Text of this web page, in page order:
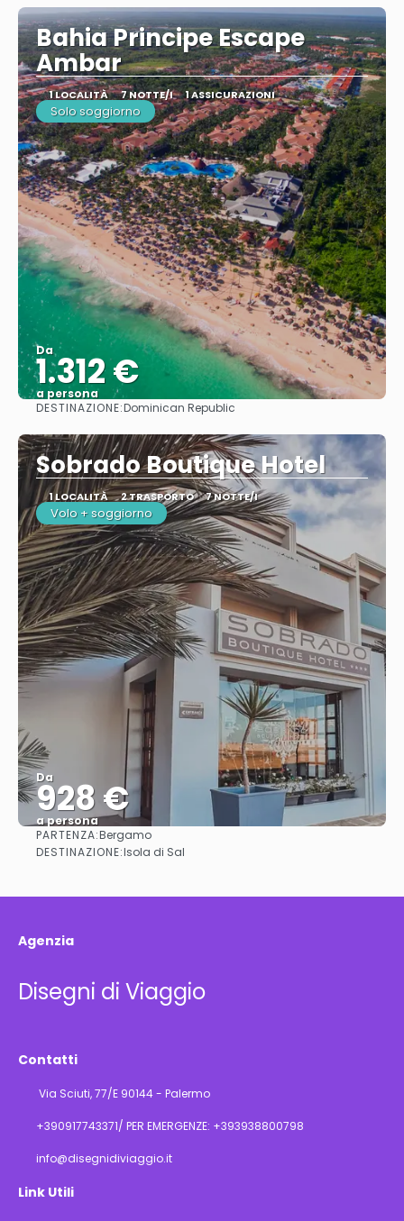
Bahia Principe Escape
Ambar
1 LOCALITÀ 7 NOTTE/I 1 ASSICURAZIONI
Solo soggiorno
Da
1.312 €
a persona
Vedere
DESTINAZIONE:Dominican Republic
Sobrado Boutique Hotel
1 LOCALITÀ 2 TRASPORTO 7 NOTTE/I
Volo + soggiorno
Da
928 €
a persona
Vedere
PARTENZA:Bergamo
DESTINAZIONE:Isola di Sal
Agenzia
Disegni di Viaggio
Contatti
Via Sciuti, 77/E 90144 - Palermo
+390917743371/ PER EMERGENZE: +393938800798
info@disegnidiviaggio.it
Link Utili